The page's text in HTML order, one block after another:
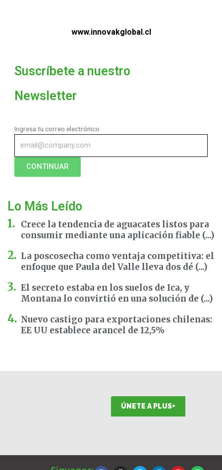
www.innovakglobal.cl
Suscríbete a nuestro
Newsletter
Ingresa tu correo electrónico
CONTINUAR
Lo Más Leído
Crece la tendencia de aguacates listos para
consumir mediante una aplicación fiable (...)
La poscosecha como ventaja competitiva: el
enfoque que Paula del Valle lleva dos dé (...)
El secreto estaba en los suelos de Ica, y
Montana lo convirtió en una solución de (...)
Nuevo castigo para exportaciones chilenas:
EE UU establece arancel de 12,5%
ÚNETE A PLUS+